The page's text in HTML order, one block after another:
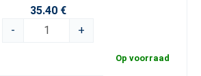
35.40 €
-
+
Op voorraad